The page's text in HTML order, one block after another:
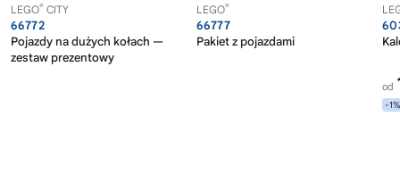
LEGO® CITY
66772
Pojazdy na dużych kołach —
zestaw prezentowy
LEGO®
66777
Pakiet z pojazdami
od
-1%